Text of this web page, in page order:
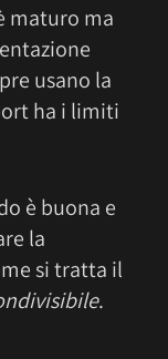
maturo ma
usano la
ha i limiti
è buona e
la
si tratta il
.